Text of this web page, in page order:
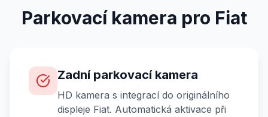
Parkovací kamera pro Fiat
Zadní parkovací kamera
HD kamera s integrací do originálního
displeje Fiat. Automatická aktivace při